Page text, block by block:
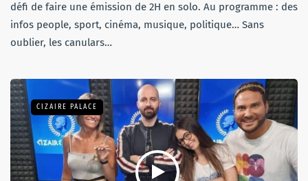
défi de faire une émission de 2H en solo. Au programme : des
infos people, sport, cinéma, musique, politique… Sans
oublier, les canulars…
CIZAIRE PALACE